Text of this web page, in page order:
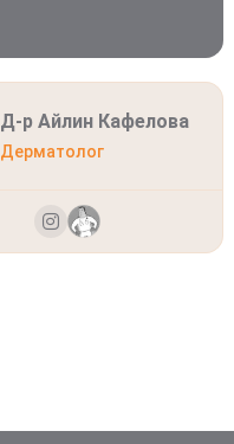
Д-р Айлин Кафелова
Дерматолог